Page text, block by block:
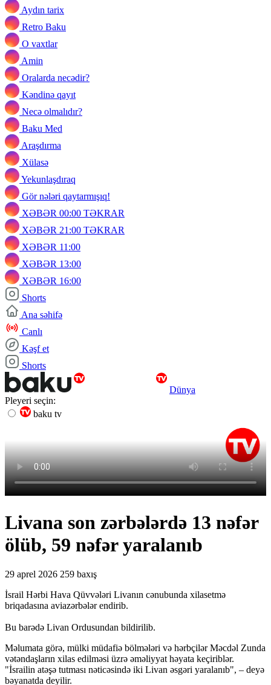
Aydın tarix
Retro Baku
O vaxtlar
Amin
Oralarda necədir?
Kəndinə qayıt
Necə olmalıdır?
Baku Med
Araşdırma
Xülasə
Yekunlaşdıraq
Gör nələri qaytarmışıq!
XƏBƏR 00:00 TƏKRAR
XƏBƏR 21:00 TƏKRAR
XƏBƏR 11:00
XƏBƏR 13:00
XƏBƏR 16:00
Shorts
Ana səhifə
Canlı
Kəşf et
Shorts
Dünya
Pleyeri seçin:
baku tv
Livana son zərbələrdə 13 nəfər
ölüb, 59 nəfər yaralanıb
29 aprel 2026 259 baxış
İsrail Hərbi Hava Qüvvələri Livanın cənubunda xilasetmə
briqadasına aviazərbələr endirib.
Bu barədə Livan Ordusundan bildirilib.
Məlumata görə, mülki müdafiə bölmələri və hərbçilər Məcdəl Zunda
vətəndaşların xilas edilməsi üzrə əməliyyat həyata keçiriblər.
"İsrailin atəşə tutması nəticəsində iki Livan əsgəri yaralanıb", – deyə
bəyanatda deyilir.